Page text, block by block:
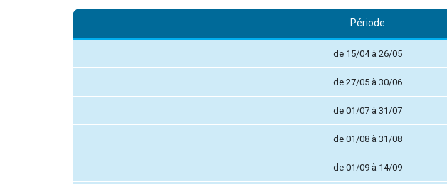
Période
de 15/04 à 26/05
de 27/05 à 30/06
de 01/07 à 31/07
de 01/08 à 31/08
de 01/09 à 14/09